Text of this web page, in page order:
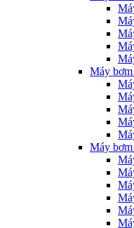
Máy
Máy